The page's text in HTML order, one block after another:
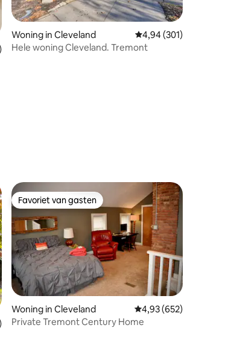
beoordeling van 4,88 op 5, 162 recensies
Woning in Cleveland Gemiddelde
4,94 (301)
Hele woning Cleveland. Tremont
beoordeling van 4,96 op 5, 198 recensies
Favoriet van gasten
Favoriet van gasten
Woning in Cleveland Gemiddelde
4,93 (652)
Private Tremont Century Home